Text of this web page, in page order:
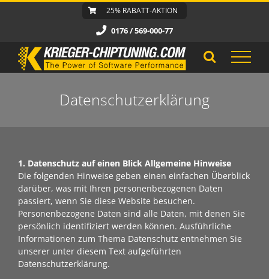
Zum
25% RABATT-AKTION
0176 / 569-000-77
Datenschutzerklärung
1. Datenschutz auf einen Blick Allgemeine Hinweise
Die folgenden Hinweise geben einen einfachen Überblick
darüber, was mit Ihren personenbezogenen Daten
passiert, wenn Sie diese Website besuchen.
Personenbezogene Daten sind alle Daten, mit denen Sie
persönlich identifiziert werden können. Ausführliche
Informationen zum Thema Datenschutz entnehmen Sie
unserer unter diesem Text aufgeführten
Datenschutzerklärung.